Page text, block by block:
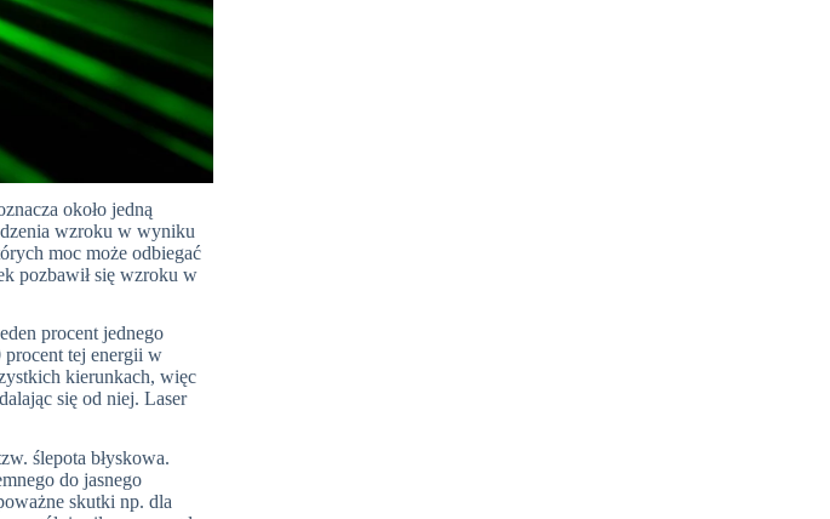
około jedną
wzroku w wyniku
moc może odbiegać
pozbawił się wzroku w
procent jednego
procent tej energii w
kierunkach, więc
się od niej. Laser
ślepota błyskowa.
do jasnego
skutki np. dla